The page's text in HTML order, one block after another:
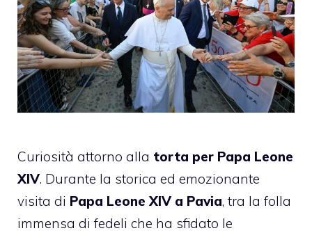
Curiosità attorno alla torta per Papa Leone
XIV. Durante la storica ed emozionante
visita di Papa Leone XIV a Pavia, tra la folla
immensa di fedeli che ha sfidato le